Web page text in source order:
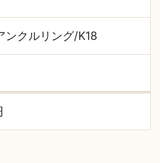
ンクルリング/K18